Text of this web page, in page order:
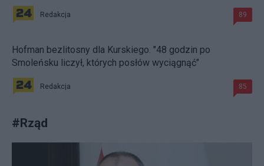
Redakcja 89
Hofman bezlitosny dla Kurskiego. "48 godzin po
Smoleńsku liczył, których posłów wyciągnąć"
Redakcja 85
#Rząd